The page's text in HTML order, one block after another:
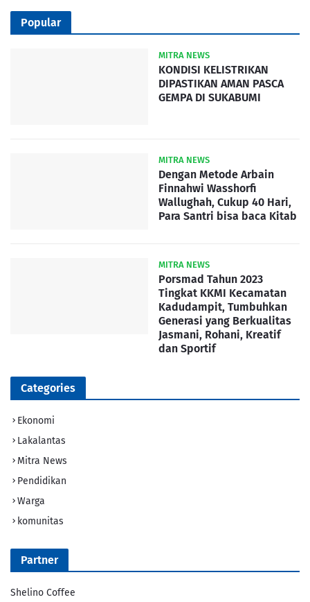
Popular
MITRA NEWS
KONDISI KELISTRIKAN
DIPASTIKAN AMAN PASCA
GEMPA DI SUKABUMI
MITRA NEWS
Dengan Metode Arbain
Finnahwi Wasshorfi
Wallughah, Cukup 40 Hari,
Para Santri bisa baca Kitab
MITRA NEWS
Porsmad Tahun 2023
Tingkat KKMI Kecamatan
Kadudampit, Tumbuhkan
Generasi yang Berkualitas
Jasmani, Rohani, Kreatif
dan Sportif
Categories
Ekonomi
Lakalantas
Mitra News
Pendidikan
Warga
komunitas
Partner
Shelino Coffee